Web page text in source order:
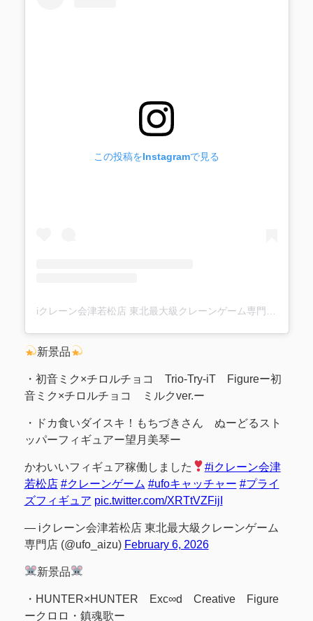
この投稿をInstagramで見る
新景品
・初音ミク×チロルチョコ Trio-Try-iT Figureー初
音ミク×チロルチョコ ミルクver.ー
・ドカ食いダイスキ！もちづきさん ぬーどるスト
ッパーフィギュアー望月美琴ー
かわいいフィギュア稼働しました
#iクレーン会津
若松店 #クレーンゲーム #ufoキャッチャー #プライ
ズフィギュア pic.twitter.com/XRTtVZFijI
— iクレーン会津若松店 東北最大級クレーンゲーム
専門店 (@ufo_aizu) February 6, 2026
新景品
・HUNTER×HUNTER Exc∞d Creative Figure
ークロロ・鎮魂歌ー